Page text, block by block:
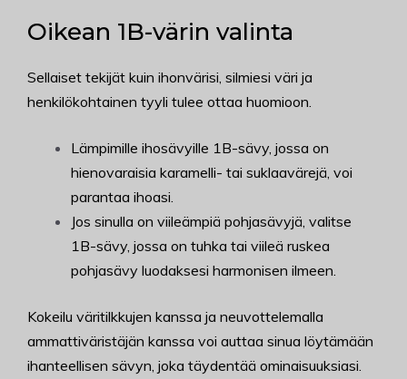
Oikean 1B-värin valinta
Sellaiset tekijät kuin ihonvärisi, silmiesi väri ja
henkilökohtainen tyyli tulee ottaa huomioon.
Lämpimille ihosävyille 1B-sävy, jossa on
hienovaraisia karamelli- tai suklaavärejä, voi
parantaa ihoasi.
Jos sinulla on viileämpiä pohjasävyjä, valitse
1B-sävy, jossa on tuhka tai viileä ruskea
pohjasävy luodaksesi harmonisen ilmeen.
Kokeilu väritilkkujen kanssa ja neuvottelemalla
ammattiväristäjän kanssa voi auttaa sinua löytämään
ihanteellisen sävyn, joka täydentää ominaisuuksiasi.